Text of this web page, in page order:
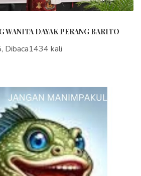
WANITA DAYAK PERANG BARITO
Dibaca1434 kali